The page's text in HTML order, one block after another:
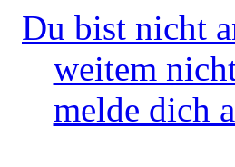
Du bist nicht
weitem
melde dich